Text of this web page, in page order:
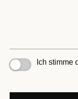
Ich stimme